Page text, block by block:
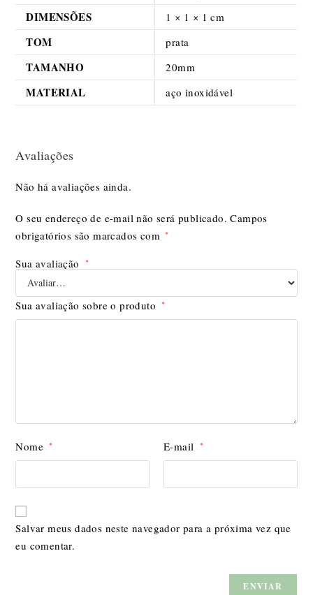
DIMENSÕES 1 × 1 × 1 cm
TOM prata
TAMANHO 20mm
MATERIAL aço inoxidável
Avaliações
Não há avaliações ainda.
O seu endereço de e-mail não será publicado. Campos
obrigatórios são marcados com
*
Sua avaliação *
Sua avaliação sobre o produto *
Nome * E-mail *
Salvar meus dados neste navegador para a próxima vez que
eu comentar.